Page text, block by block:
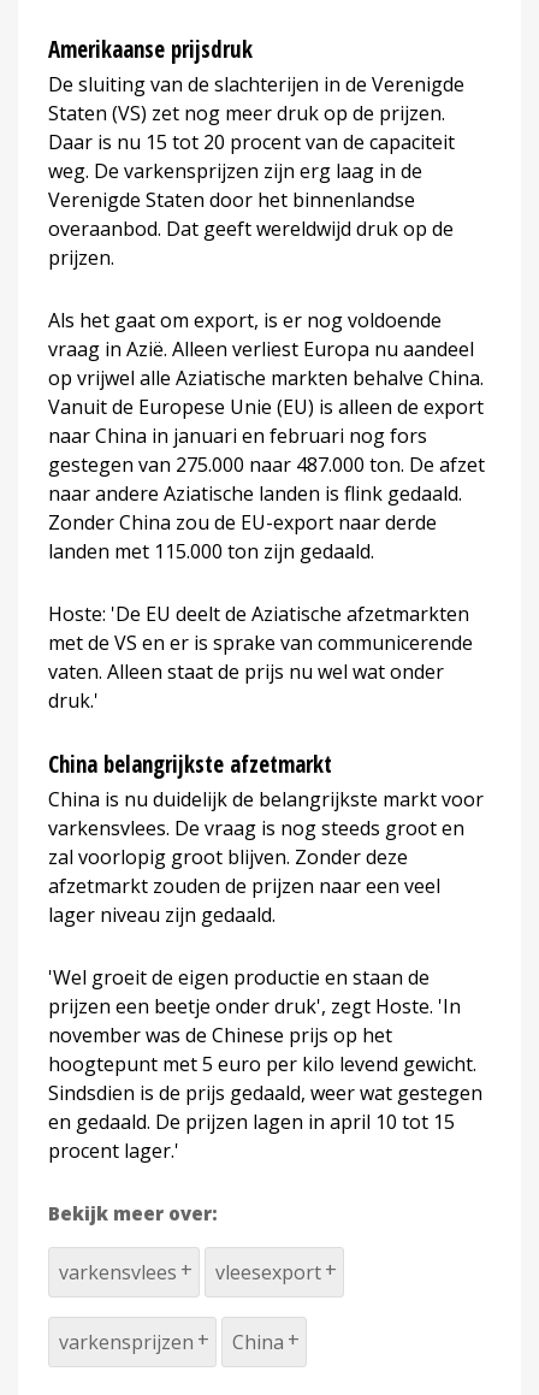
Amerikaanse prijsdruk
De sluiting van de slachterijen in de Verenigde
Staten (VS) zet nog meer druk op de prijzen.
Daar is nu 15 tot 20 procent van de capaciteit
weg. De varkensprijzen zijn erg laag in de
Verenigde Staten door het binnenlandse
overaanbod. Dat geeft wereldwijd druk op de
prijzen.
Als het gaat om export, is er nog voldoende
vraag in Azië. Alleen verliest Europa nu aandeel
op vrijwel alle Aziatische markten behalve China.
Vanuit de Europese Unie (EU) is alleen de export
naar China in januari en februari nog fors
gestegen van 275.000 naar 487.000 ton. De afzet
naar andere Aziatische landen is flink gedaald.
Zonder China zou de EU-export naar derde
landen met 115.000 ton zijn gedaald.
Hoste: 'De EU deelt de Aziatische afzetmarkten
met de VS en er is sprake van communicerende
vaten. Alleen staat de prijs nu wel wat onder
druk.'
China belangrijkste afzetmarkt
China is nu duidelijk de belangrijkste markt voor
varkensvlees. De vraag is nog steeds groot en
zal voorlopig groot blijven. Zonder deze
afzetmarkt zouden de prijzen naar een veel
lager niveau zijn gedaald.
'Wel groeit de eigen productie en staan de
prijzen een beetje onder druk', zegt Hoste. 'In
november was de Chinese prijs op het
hoogtepunt met 5 euro per kilo levend gewicht.
Sindsdien is de prijs gedaald, weer wat gestegen
en gedaald. De prijzen lagen in april 10 tot 15
procent lager.'
Bekijk meer over:
varkensvlees vleesexport
varkensprijzen China